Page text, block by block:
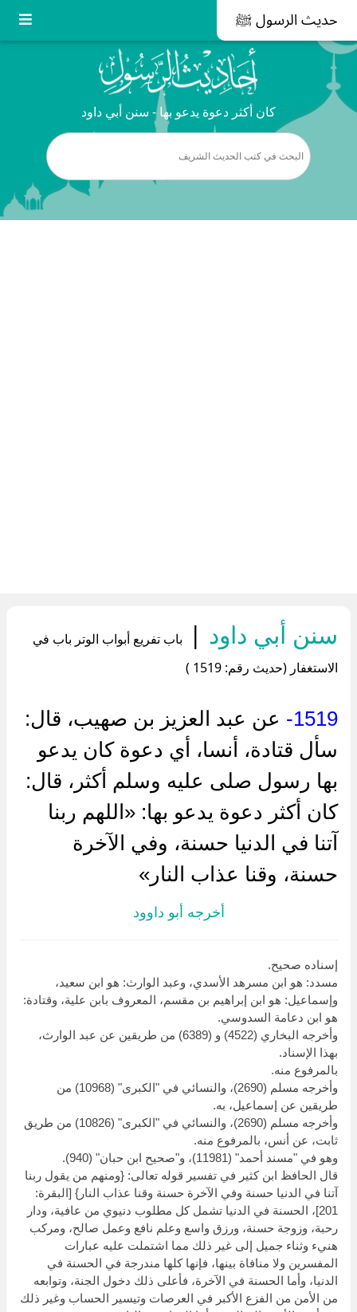
حديث الرسول ﷺ
كان أكثر دعوة يدعو بها - سنن أبي داود
سنن أبي داود |
باب تفريع أبواب الوتر باب في
الاستغفار (حديث رقم: 1519 )
1519-
عن عبد العزيز بن صهيب، قال:
سأل قتادة، أنسا، أي دعوة كان يدعو
بها رسول صلى عليه وسلم أكثر، قال:
كان أكثر دعوة يدعو بها: «اللهم ربنا
آتنا في الدنيا حسنة، وفي الآخرة
حسنة، وقنا عذاب النار»
أخرجه أبو داوود
إسناده صحيح.
مسدد: هو ابن مسرهد الأسدي، وعبد الوارث: هو ابن سعيد،
وإسماعيل: هو ابن إبراهيم بن مقسم، المعروف بابن علية، وقتادة:
هو ابن دعامة السدوسي.
وأخرجه البخاري (4522) و (6389) من طريقين عن عبد الوارث،
بهذا الإسناد.
بالمرفوع منه.
وأخرجه مسلم (2690)، والنسائي في "الكبرى" (10968) من
طريقين عن إسماعيل، به.
وأخرجه مسلم (2690)، والنسائي في "الكبرى" (10826) من طريق
ثابت، عن أنس، بالمرفوع منه.
وهو في "مسند أحمد" (11981)، و"صحيح ابن حبان" (940).
قال الحافظ ابن كثير في تفسير قوله تعالى: {ومنهم من يقول ربنا
آتنا في الدنيا حسنة وفي الآخرة حسنة وقنا عذاب النار} [البقرة:
201]، الحسنة في الدنيا تشمل كل مطلوب دنيوي من عافية، ودار
رحبة، وزوجة حسنة، ورزق واسع وعلم نافع وعمل صالح، ومركب
هنيء وثناء جميل إلى غير ذلك مما اشتملت عليه عبارات
المفسرين ولا منافاة بينها، فإنها كلها مندرجة في الحسنة في
الدنيا، وأما الحسنة في الآخرة، فأعلى ذلك دخول الجنة، وتوابعه
من الأمن من الفزع الأكبر في العرصات وتيسير الحساب وغير ذلك